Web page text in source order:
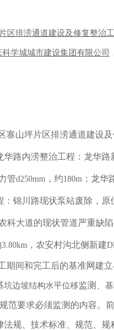
区排涝通道建设及修复整治
科学城城市建设集团有限公司
寨山坪片区排涝通道建设
路内涝整治工程：龙华路
管d250mm ，约180m ；龙
锦川路现状泵站废除，原
科大道的现状管道严重缺
3.80km ，农安村沟北侧新建
期间和完工后的基准网建
坑边坡结构水平位移监测、
范要求必须监测的内容。
规、技术标准、规范、